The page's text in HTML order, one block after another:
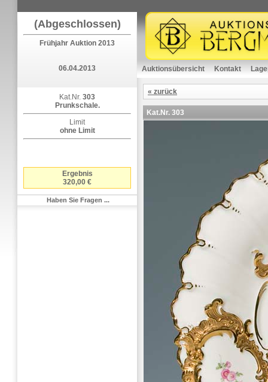
(Abgeschlossen)
Frühjahr Auktion 2013
06.04.2013
Kat.Nr. 303
Prunkschale.
Limit
ohne Limit
Ergebnis
320,00 €
Haben Sie Fragen ...
Auktionsübersicht Kontakt
« zurück
Kat.Nr. 303